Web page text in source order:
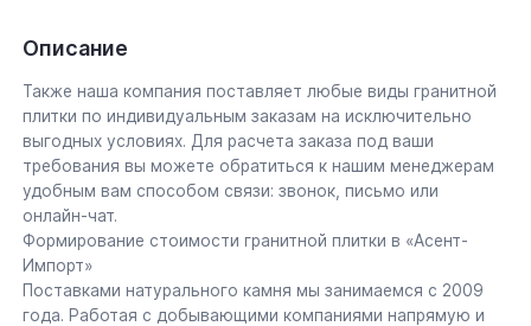
Описание
Также наша компания поставляет любые виды гранитной
плитки по индивидуальным заказам на исключительно
выгодных условиях. Для расчета заказа под ваши
требования вы можете обратиться к нашим менеджерам
удобным вам способом связи: звонок, письмо или
онлайн-чат.
Формирование стоимости гранитной плитки в «Асент-
Импорт»
Поставками натурального камня мы занимаемся с 2009
года. Работая с добывающими компаниями напрямую и